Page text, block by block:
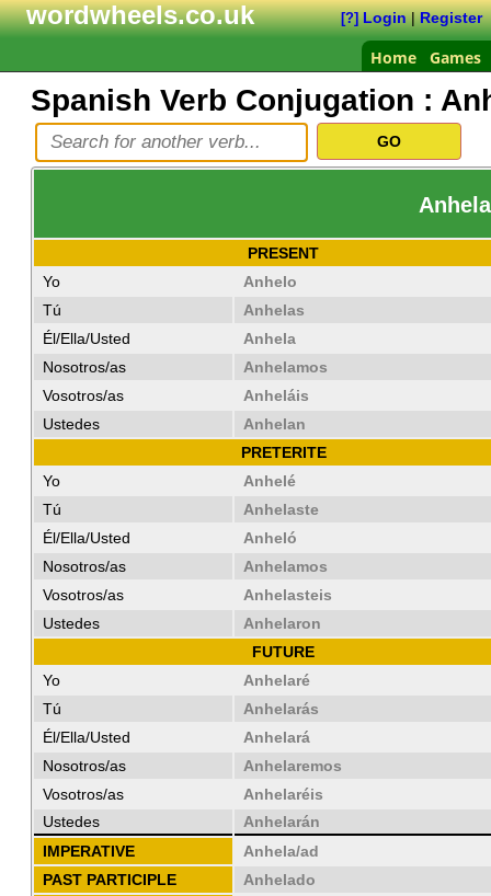
wordwheels.co.uk [?] Login|Register
Home Games
Spanish Verb Conjugation :
PRESENT
Yo
Anhelo
Tú
Anhelas
Él/Ella/Usted
Anhela
Nosotros/as
Anhelamos
Vosotros/as
Anheláis
Ustedes
Anhelan
PRETERITE
Yo
Anhelé
Tú
Anhelaste
Él/Ella/Usted
Anheló
Nosotros/as
Anhelamos
Vosotros/as
Anhelasteis
Ustedes
Anhelaron
FUTURE
Yo
Anhelaré
Tú
Anhelarás
Él/Ella/Usted
Anhelará
Nosotros/as
Anhelaremos
Vosotros/as
Anhelaréis
Ustedes
Anhelarán
IMPERATIVE
Anhela/ad
PAST PARTICIPLE
Anhelado